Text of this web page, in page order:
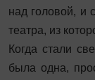
над головой, и
театра, из
Когда стали
была одна,